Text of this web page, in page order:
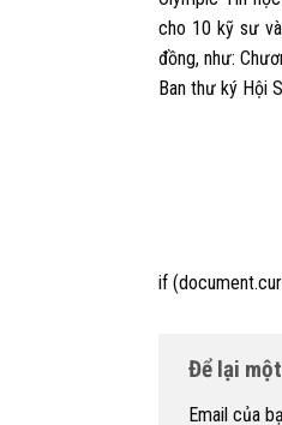
cho 10 kỹ sư
đồng, như:
Ban thư ký Hội
if
Để lại
Email của